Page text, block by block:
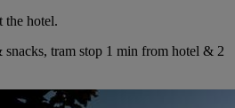
the hotel.
snacks, tram stop 1 min from hotel & 2